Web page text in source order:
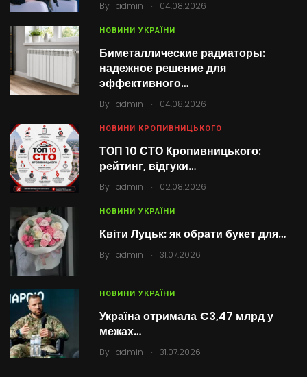
By admin . 04.08.2026
НОВИНИ УКРАЇНИ
Биметаллические радиаторы:
надежное решение для
эффективного…
By admin . 04.08.2026
НОВИНИ КРОПИВНИЦЬКОГО
ТОП 10 СТО Кропивницького:
рейтинг, відгуки…
By admin . 02.08.2026
НОВИНИ УКРАЇНИ
Квіти Луцьк: як обрати букет для…
By admin . 31.07.2026
НОВИНИ УКРАЇНИ
Україна отримала €3,47 млрд у
межах…
By admin . 31.07.2026